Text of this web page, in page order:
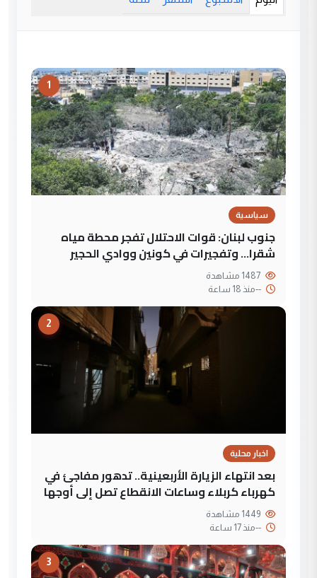
1
سياسية
جنوب لبنان: قوات الاحتلال تفجر محطة مياه
شقرا… وتفجيرات في كونين ووادي الحجير
--منذ 18 ساعة
2
اخبار محلية
بعد انتهاء الزيارة الأربعينية.. تدهور مفاجئ في
كهرباء كربلاء وساعات الانقطاع تصل إلى أوجها
--منذ 17 ساعة
3